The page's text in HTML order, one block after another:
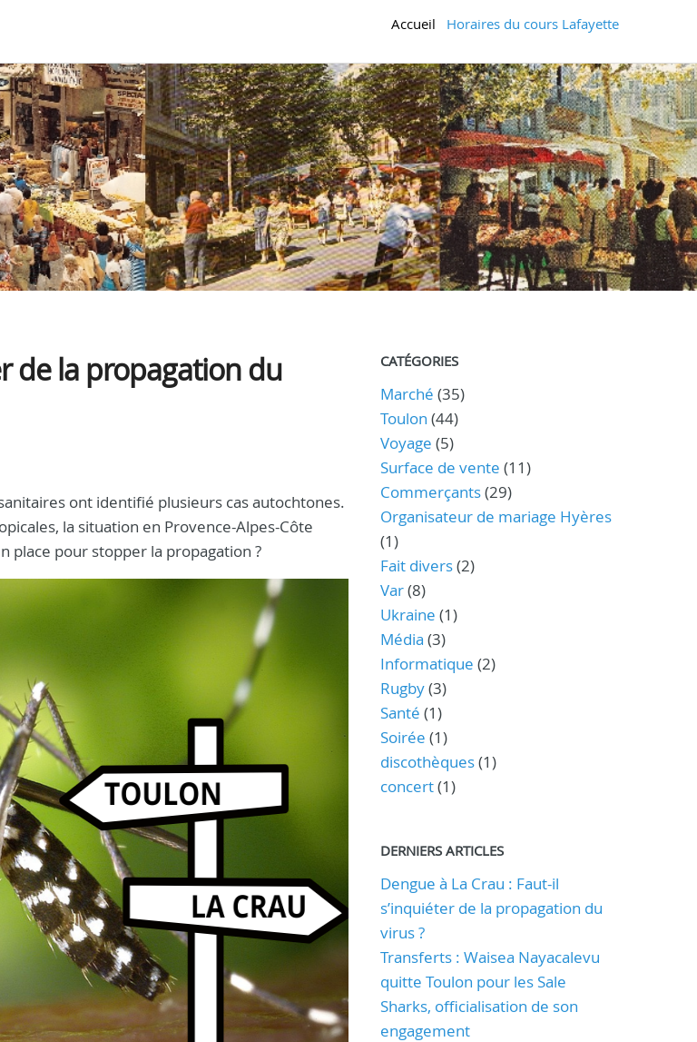
Accueil Horaires du cours Lafayette
de la propagation du
ont identifié plusieurs cas autochtones.
la situation en Provence-Alpes-Côte
place pour stopper la propagation ?
CATÉGORIES
Marché (35)
Toulon (44)
Voyage (5)
Surface de vente (11)
Commerçants(29)
Organisateur de mariage Hyères
(1)
Fait divers(2)
Var(8)
Ukraine (1)
Média (3)
Informatique (2)
Rugby(3)
Santé (1)
Soirée (1)
discothèques(1)
concert(1)
DERNIERS ARTICLES
Dengue à La Crau : Faut-il
s’inquiéter de la propagation du
virus ?
Transferts : Waisea Nayacalevu
quitte Toulon pour les Sale
Sharks, officialisation de son
engagement